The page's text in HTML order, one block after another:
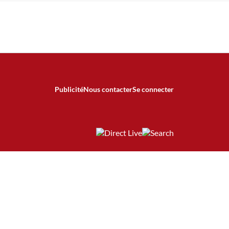
PublicitéNous contacterSe connecter